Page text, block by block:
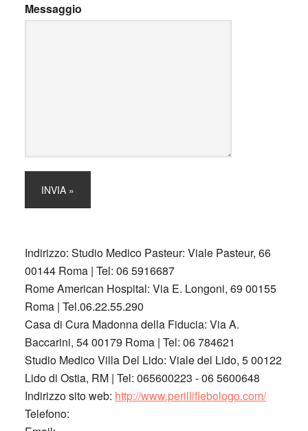
Messaggio
Indirizzo: Studio Medico Pasteur: Viale Pasteur, 66
00144 Roma | Tel: 06 5916687
Rome American Hospital: Via E. Longoni, 69 00155
Roma | Tel.06.22.55.290
Casa di Cura Madonna della Fiducia: Via A.
Baccarini, 54 00179 Roma | Tel: 06 784621
Studio Medico Villa Del Lido: Viale del Lido, 5 00122
Lido di Ostia, RM | Tel: 065600223 - 06 5600648
Indirizzo sito web: http://www.perilliflebologo.com/
Telefono: